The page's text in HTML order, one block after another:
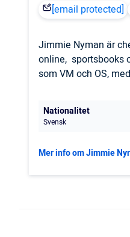
[email protected]
Jimmie Nyman är
online, sportsbooks
som VM och OS,
Nationalitet
Svensk
Mer info om Jimmie